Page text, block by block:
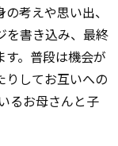
考えや思い出、
を書き込み、最終
。普段は機会が
りしてお互いへの
るお母さんと子